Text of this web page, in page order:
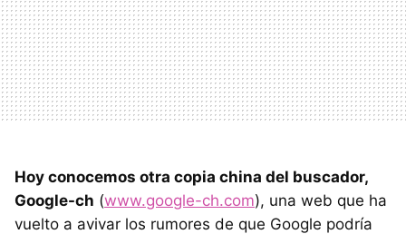
Hoy conocemos otra copia china del buscador,
Google-ch (www.google-ch.com), una web que ha
vuelto a avivar los rumores de que Google podría